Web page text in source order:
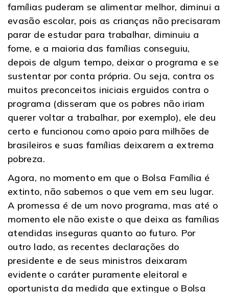
famílias puderam se alimentar melhor, diminui a
evasão escolar, pois as crianças não precisaram
parar de estudar para trabalhar, diminuiu a
fome, e a maioria das famílias conseguiu,
depois de algum tempo, deixar o programa e se
sustentar por conta própria. Ou seja, contra os
muitos preconceitos iniciais erguidos contra o
programa (disseram que os pobres não iriam
querer voltar a trabalhar, por exemplo), ele deu
certo e funcionou como apoio para milhões de
brasileiros e suas famílias deixarem a extrema
pobreza.
Agora, no momento em que o Bolsa Família é
extinto, não sabemos o que vem em seu lugar.
A promessa é de um novo programa, mas até o
momento ele não existe o que deixa as famílias
atendidas inseguras quanto ao futuro. Por
outro lado, as recentes declarações do
presidente e de seus ministros deixaram
evidente o caráter puramente eleitoral e
oportunista da medida que extingue o Bolsa